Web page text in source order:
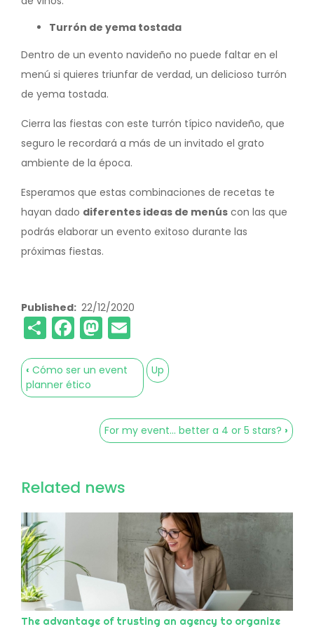
Turrón de yema tostada
Dentro de un evento navideño no puede faltar en el
menú si quieres triunfar de verdad, un delicioso turrón
de yema tostada.
Cierra las fiestas con este turrón típico navideño, que
seguro le recordará a más de un invitado el grato
ambiente de la época.
Esperamos que estas combinaciones de recetas te
hayan dado diferentes ideas de menús con las que
podrás elaborar un evento exitoso durante las
próximas fiestas.
Published 22/12/2020
ShareFacebook
Mastodon
Book
traversal
combinaciones
de
menús
para
eventos
que
‹ Cómo ser un event
planner ético
Up
For my event... better a 4 or 5 stars? ›
Related news
The advantage of trusting an agency to organize